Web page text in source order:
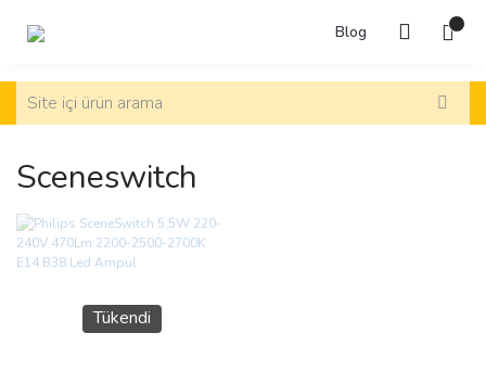
Blog
Sceneswitch
Tükendi